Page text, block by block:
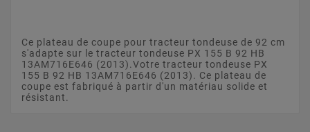
Ce plateau de coupe pour tracteur tondeuse de 92 cm
s'adapte sur le tracteur tondeuse PX 155 B 92 HB
13AM716E646 (2013).Votre tracteur tondeuse PX
155 B 92 HB 13AM716E646 (2013). Ce plateau de
coupe est fabriqué à partir d'un matériau solide et
résistant.